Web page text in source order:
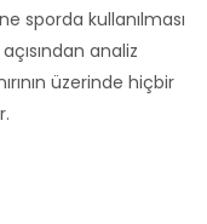
sporda kullanılması
analiz
üzerinde hiçbir